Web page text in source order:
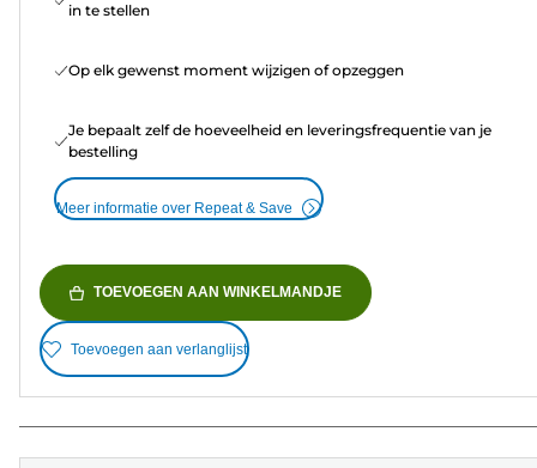
in te stellen
Op elk gewenst moment wijzigen of opzeggen
Je bepaalt zelf de hoeveelheid en leveringsfrequentie van je
bestelling
Meer informatie over Repeat & Save
TOEVOEGEN AAN WINKELMANDJE
Toevoegen aan verlanglijst